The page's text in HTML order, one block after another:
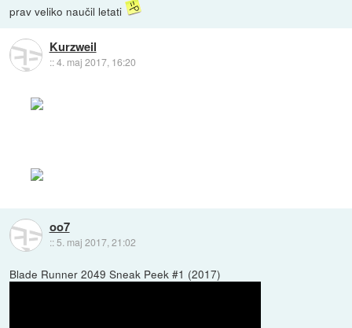
prav veliko naučil letati
Kurzweil
::4. maj 2017, 16:20
oo7
:: 5. maj 2017, 21:02
Blade Runner 2049 Sneak Peek #1 (2017)